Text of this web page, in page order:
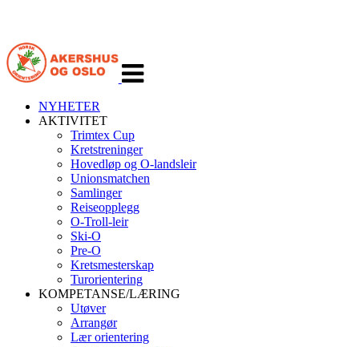
navigasjon
NYHETER
AKTIVITET
Trimtex Cup
Kretstreninger
Hovedløp og O-landsleir
Unionsmatchen
Samlinger
Reiseopplegg
O-Troll-leir
Ski-O
Pre-O
Kretsmesterskap
Turorientering
KOMPETANSE/LÆRING
Utøver
Arrangør
Lær orientering